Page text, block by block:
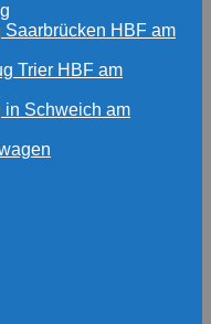
HBF am
Trier HBF am
in Schweich am